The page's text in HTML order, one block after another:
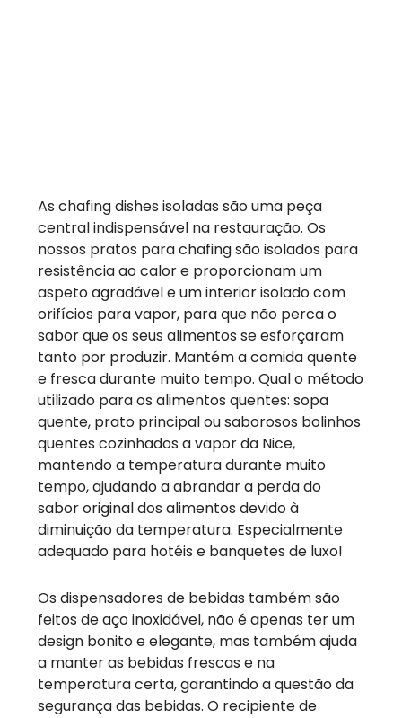
As chafing dishes isoladas são uma peça
central indispensável na restauração. Os
nossos pratos para chafing são isolados para
resistência ao calor e proporcionam um
aspeto agradável e um interior isolado com
orifícios para vapor, para que não perca o
sabor que os seus alimentos se esforçaram
tanto por produzir. Mantém a comida quente
e fresca durante muito tempo. Qual o método
utilizado para os alimentos quentes: sopa
quente, prato principal ou saborosos bolinhos
quentes cozinhados a vapor da Nice,
mantendo a temperatura durante muito
tempo, ajudando a abrandar a perda do
sabor original dos alimentos devido à
diminuição da temperatura. Especialmente
adequado para hotéis e banquetes de luxo!
Os dispensadores de bebidas também são
feitos de aço inoxidável, não é apenas ter um
design bonito e elegante, mas também ajuda
a manter as bebidas frescas e na
temperatura certa, garantindo a questão da
segurança das bebidas. O recipiente de